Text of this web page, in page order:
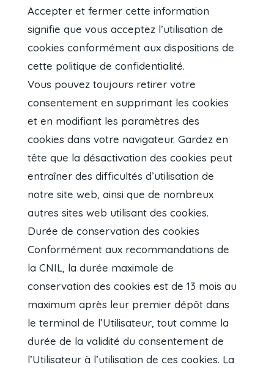
Accepter et fermer cette information
signifie que vous acceptez l’utilisation de
cookies conformément aux dispositions de
cette politique de confidentialité.
Vous pouvez toujours retirer votre
consentement en supprimant les cookies
et en modifiant les paramètres des
cookies dans votre navigateur. Gardez en
tête que la désactivation des cookies peut
entraîner des difficultés d’utilisation de
notre site web, ainsi que de nombreux
autres sites web utilisant des cookies.
Durée de conservation des cookies
Conformément aux recommandations de
la CNIL, la durée maximale de
conservation des cookies est de 13 mois au
maximum après leur premier dépôt dans
le terminal de l’Utilisateur, tout comme la
durée de la validité du consentement de
l’Utilisateur à l’utilisation de ces cookies. La